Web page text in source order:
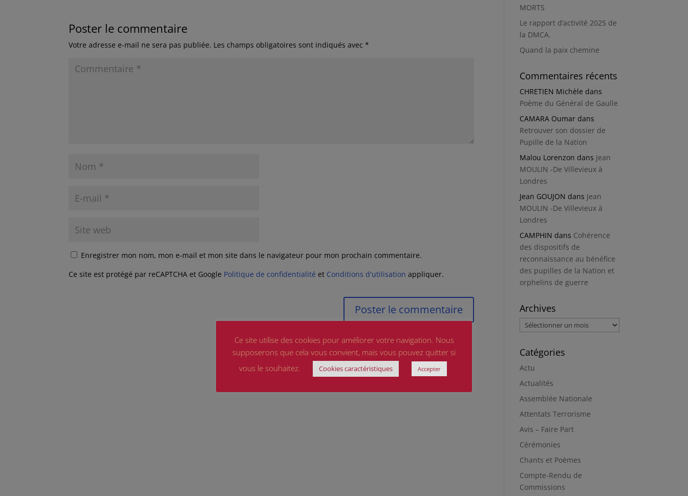
Poster le commentaire
Votre adresse e-mail ne sera pas publiée. Les champs obligatoires sont indiqués avec*
Enregistrer mon nom, mon e-mail et mon site dans le navigateur pour mon prochain commentaire.
Ce site est protégé par reCAPTCHA et Google Politique de confidentialité et Conditions d'utilisation appliquer.
MORTS
Le rapport d’activité 2025 de
la DMCA.
Quand la paix chemine
Commentaires récents
CHRETIEN Michèle dans
Poème du Général de Gaulle
CAMARA Oumar dans
Retrouver son dossier de
Pupille de la Nation
Malou Lorenzon dans Jean
MOULIN -De Villevieux à
Londres
Jean GOUJON dans Jean
MOULIN -De Villevieux à
Londres
CAMPHIN dans Cohérence
des dispositifs de
reconnaissance au bénéfice
des pupilles de la Nation et
orphelins de guerre
Archives
Archives
Catégories
Actu
Actualités
Assemblée Nationale
Attentats Terrorisme
Avis – Faire Part
Cérémonies
Chants et Poèmes
Compte-Rendu de
Commissions
Ce site utilise des cookies pour améliorer votre navigation. Nous
supposerons que cela vous convient, mais vous pouvez quitter si
vous le souhaitez.
Cookies caractéristiques Accepter